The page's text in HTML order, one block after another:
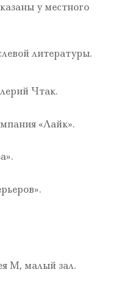
у местного
литературы.
Чтак.
«Лайк».
М, малый зал.